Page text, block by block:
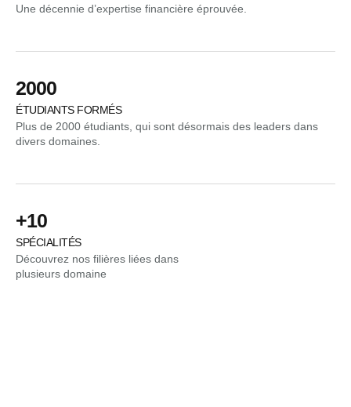
Une décennie d’expertise financière éprouvée.
2000
ÉTUDIANTS FORMÉS
Plus de 2000 étudiants, qui sont désormais des leaders dans
divers domaines.
+10
SPÉCIALITÉS
Découvrez nos filières liées dans
plusieurs domaine